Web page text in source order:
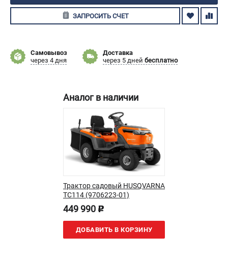
Гарантия Husqvarna
Юридическим лицам
Пользовательское соглашение
ЗАПРОСИТЬ СЧЕТ
Самовывоз
через 4 дня
Доставка
через 5 дней бесплатно
Аналог в наличии
Трактор садовый HUSQVARNA
TC114 (9706223-01)
449 990 p
ДОБАВИТЬ В КОРЗИНУ